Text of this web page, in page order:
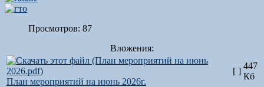
Просмотров: 87
Вложения:
План мероприятий на июнь 2026г.
[ ]
447
Кб